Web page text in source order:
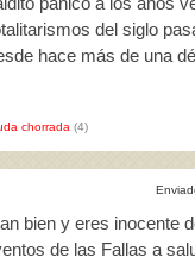
del siglo
hace más de una
chorrada (4)
bien y eres inocente
de las Fallas a